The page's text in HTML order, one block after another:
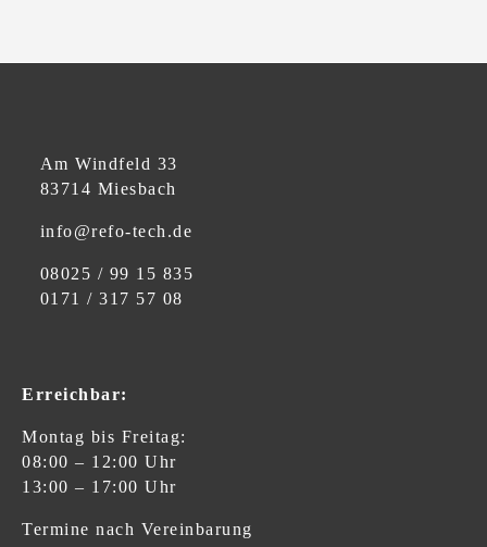
Am Windfeld 33
83714 Miesbach
info@refo-tech.de
08025 / 99 15 835
0171 / 317 57 08
Erreichbar:
Montag bis Freitag:
08:00 – 12:00 Uhr
13:00 – 17:00 Uhr
Termine nach Vereinbarung